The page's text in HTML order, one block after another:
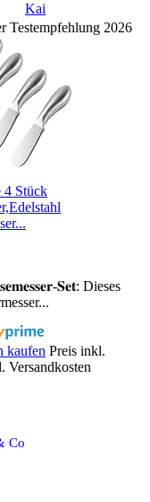
Kai
Testempfehlung 2026
4 Stück
𝐒𝐞𝐭: Dieses
kaufen Preis inkl.
Versandkosten
Co